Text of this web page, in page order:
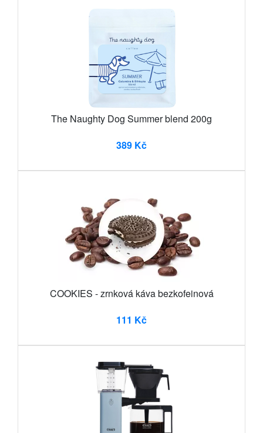
The Naughty Dog Summer blend 200g
389 Kč
COOKIES - zrnková káva bezkofeinová
111 Kč